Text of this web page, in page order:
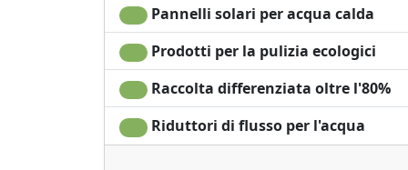
Pannelli solari per acqua calda
Prodotti per la pulizia ecologici
Raccolta differenziata oltre l'80%
Riduttori di flusso per l'acqua